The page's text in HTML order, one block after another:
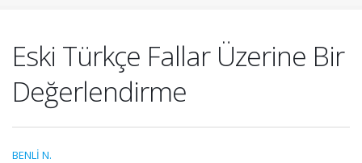
Eski Türkçe Fallar Üzerine Bir
Değerlendirme
BENLİ N.